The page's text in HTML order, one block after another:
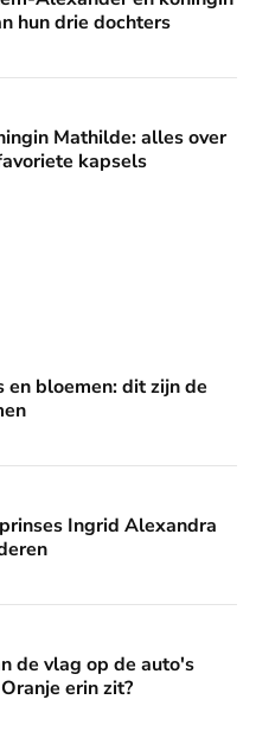
hun drie dochters
alles over haar kapper en
Mathilde: alles over
kapsels
zijn de Spaanse diademen
en bloemen: dit zijn de
gaat in Oslo
Ingrid Alexandra
auto's kunt zien welke
de vlag op de auto's
erin zit?